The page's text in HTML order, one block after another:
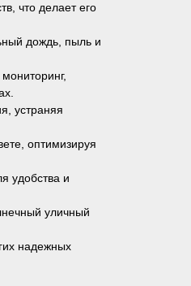
что делает его
дождь, пыль и
устраняя
оптимизируя
удобства и
уличный
надежных